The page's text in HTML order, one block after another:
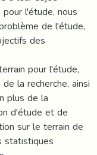
l'étude, nous
de l'étude,
des
pour l'étude,
la recherche, ainsi
plus de la
d'étude et de
sur le terrain de
statistiques